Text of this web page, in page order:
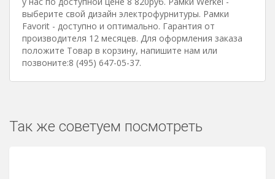
выберите свой дизайн электрофурнитуры. Рамки
Favorit - доступно и оптимально. Гарантия от
производителя 12 месяцев. Для оформления заказа
положите Товар в корзину, напишите нам или
позвоните:8 (495) 647-05-37.
Так же советуем посмотреть